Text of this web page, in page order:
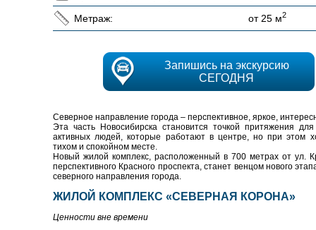
Метраж: от 25 м2
Запишись на экскурсию
СЕГОДНЯ
Северное направление города – перспективное, яркое,
Эта часть Новосибирска становится точкой притяжения
активных людей, которые работают в центре, но при этом
тихом и спокойном месте.
Новый жилой комплекс, расположенный в 700 метрах от ул.
перспективного Красного проспекта, станет венцом нового
северного направления города.
ЖИЛОЙ КОМПЛЕКС «СЕВЕРНАЯ КОРОНА»
Ценности вне времени